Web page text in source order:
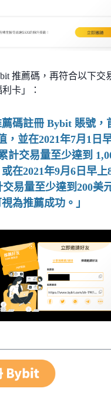
推薦碼，再符合以下交
卡」：
薦碼註冊 Bybit 賬號，
，並在2021年7月1日
計交易量至少達到
在2021年9月6日早上
易量至少達到200美
為推薦成功。」